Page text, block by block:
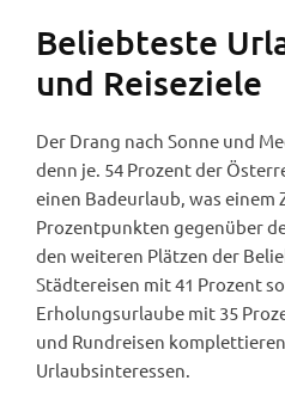
Beliebteste
und Reiseziele
Der Drang nach Sonne und
denn je. 54 Prozent der
einen Badeurlaub, was einem
Prozentpunkten gegenüber
den weiteren Plätzen der
Städtereisen mit 41 Prozent
Erholungsurlaube mit 35
und Rundreisen
Urlaubsinteressen.